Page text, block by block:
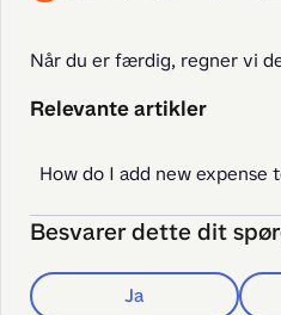
Når du er færdig, regner vi
Relevante artikler
How do I add new expense
Besvarer dette dit
Ja